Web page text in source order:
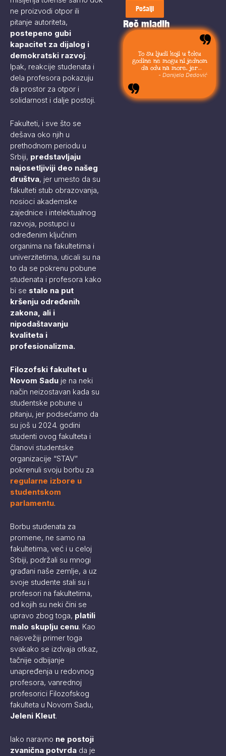
ne proizvodi otpor ili
pitanje autoriteta,
postepeno gubi
kapacitet za dijalog i
demokratski razvoj.
Ipak, reakcije studenata i
dela profesora pokazuju
da prostor za otpor i
solidarnost i dalje postoji.
Fakulteti, i sve što se
dešava oko njih u
prethodnom periodu u
Srbiji, predstavljaju
najosetljiviji deo našeg
društva, jer umesto da su
fakulteti stub obrazovanja,
nosioci akademske
zajednice i intelektualnog
razvoja, postupci u
određenim ključnim
organima na fakultetima i
univerzitetima, uticali su na
to da se pokrenu pobune
studenata i profesora kako
bi se stalo na put
kršenju određenih
zakona, ali i
nipodaštavanju
kvaliteta i
profesionalizma.
Filozofski fakultet u
Novom Sadu je na neki
način neizostavan kada su
studentske pobune u
pitanju, jer podsećamo da
su još u 2024. godini
studenti ovog fakulteta i
članovi studentske
organizacije “STAV”
pokrenuli svoju borbu za
regularne izbore u
studentskom
parlamentu.
Borbu studenata za
promene, ne samo na
fakultetima, već i u celoj
Srbiji, podržali su mnogi
građani naše zemlje, a uz
svoje studente stali su i
profesori na fakultetima,
od kojih su neki čini se
upravo zbog toga, platili
malo skuplju cenu. Kao
najsvežiji primer toga
svakako se izdvaja otkaz,
tačnije odbijanje
unapređenja u redovnog
profesora, vanrednoj
profesorici Filozofskog
fakulteta u Novom Sadu,
Jeleni Kleut.
Iako naravno ne postoji
zvanična potvrda da je
Pošalji
Reč mladih
To su ljudi koji u toku
godine ne mogu ni jednom
da odu na more, jer
moraju da budu uvek sa
- Danijela Dedović